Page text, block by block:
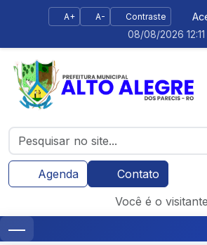
A+ A- Contraste
08/08/2026 12:11
Agenda
Contato
Você é o